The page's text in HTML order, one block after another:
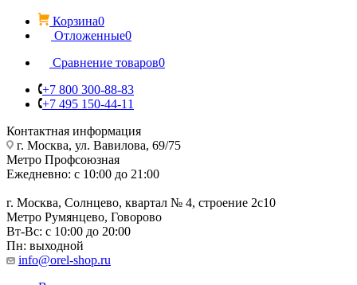
Корзина0
Отложенные0
Сравнение товаров0
+7 800 300-88-83
+7 495 150-44-11
Контактная информация
г. Москва, ул. Вавилова, 69/75
Метро Профсоюзная
Ежедневно: с 10:00 до 21:00
г. Москва, Солнцево, квартал № 4, строение 2с10
Метро Румянцево, Говорово
Вт-Вс: с 10:00 до 20:00
Пн: выходной
info@orel-shop.ru